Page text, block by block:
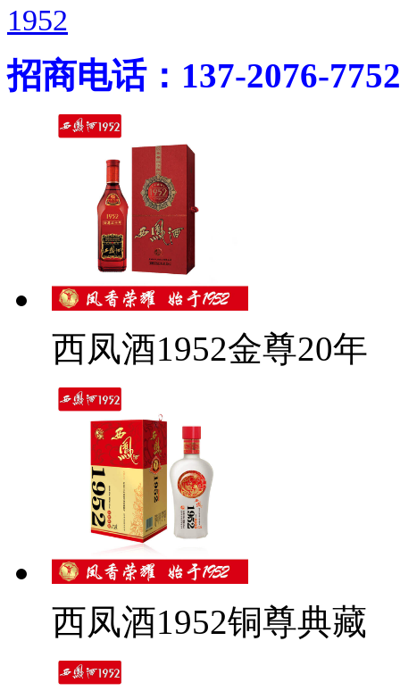
1952
招商电话：137-2076-7752
西凤酒1952金尊20年
西凤酒1952铜尊典藏